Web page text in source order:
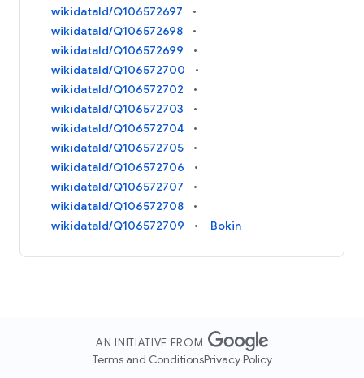
wikidataId/Q106572697
wikidataId/Q106572698
wikidataId/Q106572699
wikidataId/Q106572700
wikidataId/Q106572702
wikidataId/Q106572703
wikidataId/Q106572704
wikidataId/Q106572705
wikidataId/Q106572706
wikidataId/Q106572707
wikidataId/Q106572708
wikidataId/Q106572709
Bokin
AN INITIATIVE FROM
Terms and ConditionsPrivacy Policy